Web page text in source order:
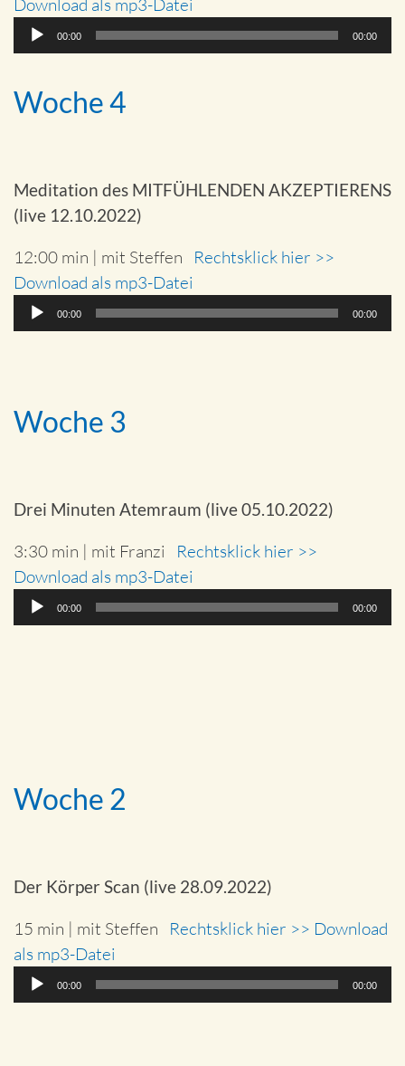
Download als mp3-Datei
Audio-
00:00 00:00
Woche 4
Meditation des MITFÜHLENDEN AKZEPTIERENS
(live 12.10.2022)
12:00 min | mit Steffen Rechtsklick hier >>
Download als mp3-Datei
Audio-
00:00 00:00
Woche 3
Drei Minuten Atemraum (live 05.10.2022)
3:30 min | mit Franzi Rechtsklick hier >>
Download als mp3-Datei
Audio-
00:00 00:00
Woche 2
Der Körper Scan (live 28.09.2022)
15 min | mit Steffen Rechtsklick hier >> Download
als mp3-Datei
Audio-
00:00 00:00